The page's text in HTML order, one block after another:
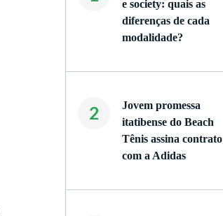
e society: quais as
diferenças de cada
modalidade?
2
Jovem promessa
itatibense do Beach
Tênis assina contrato
com a Adidas